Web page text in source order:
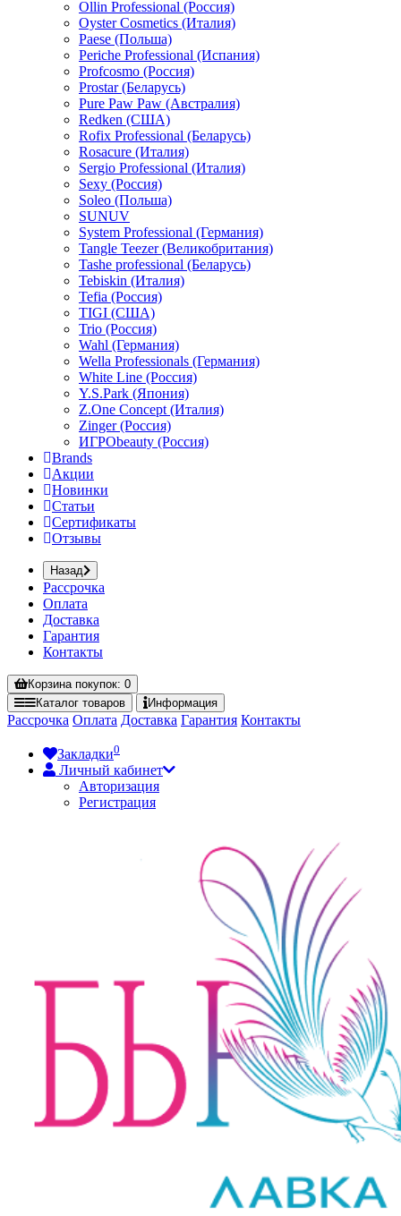
Ollin Professional (Россия)
Oyster Cosmetics (Италия)
Paese (Польша)
Periche Professional (Испания)
Profcosmo (Россия)
Prostar (Беларусь)
Pure Paw Paw (Австралия)
Redken (США)
Rofix Professional (Беларусь)
Rosacure (Италия)
Sergio Professional (Италия)
Sexy (Россия)
Soleo (Польша)
SUNUV
System Professional (Германия)
Tangle Teezer (Великобритания)
Tashe professional (Беларусь)
Tebiskin (Италия)
Tefia (Россия)
TIGI (США)
Trio (Россия)
Wahl (Германия)
Wella Professionals (Германия)
White Line (Россия)
Y.S.Park (Япония)
Z.One Concept (Италия)
Zinger (Россия)
ИГРОbeauty (Россия)
Brands
Акции
Новинки
Статьи
Сертификаты
Отзывы
Назад
Рассрочка
Оплата
Доставка
Гарантия
Контакты
Корзинапокупок: 0
Каталог товаров Информация
Рассрочка Оплата Доставка Гарантия Контакты
Закладки0
Личный кабинет
Авторизация
Регистрация